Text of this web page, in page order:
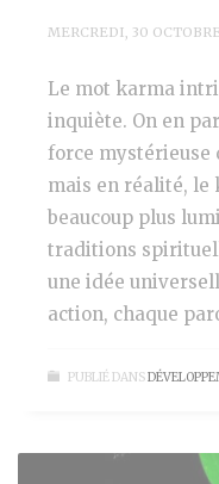
MERCREDI, 30
Le mot karma
inquiète. On en
force
mais en réalité, le
beaucoup plus
traditions
une idée
action, chaque
PUBLIÉ DANS